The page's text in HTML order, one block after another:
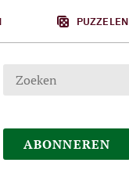
PUZZELEN
ABONNEREN